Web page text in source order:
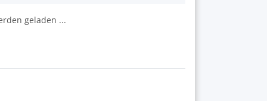
geladen ...